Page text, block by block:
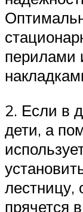
перилами
2. Если в
дети, а
лестницу,
прячется